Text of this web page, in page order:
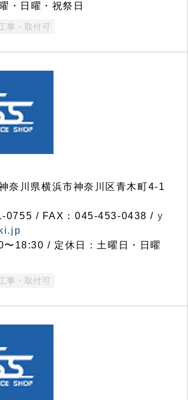
・日曜・祝祭日
事・取付可
川県横浜市神奈川区青木町4-1
0755 / FAX：045-453-0438 / y
〜18:30 / 定休日：土曜日・日曜
事・取付可